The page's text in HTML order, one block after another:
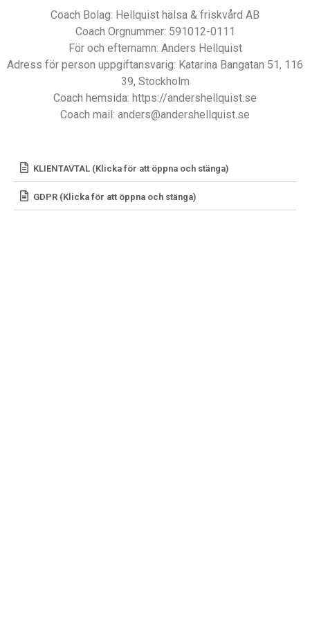
Coach Bolag: Hellquist hälsa & friskvård AB
Coach Orgnummer: 591012-0111
För och efternamn: Anders Hellquist
Adress för person uppgiftansvarig: Katarina Bangatan 51, 116
39, Stockholm
Coach hemsida: https://andershellquist.se
Coach mail: anders@andershellquist.se